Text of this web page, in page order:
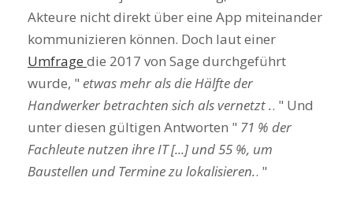
Akteure nicht direkt über eine App miteinander
kommunizieren können. Doch laut einer
Umfrage die 2017 von Sage durchgeführt
wurde, " etwas mehr als die Hälfte der
Handwerker betrachten sich als vernetzt .. " Und
unter diesen gültigen Antworten " 71 % der
Fachleute nutzen ihre IT [...] und 55 %, um
Baustellen und Termine zu lokalisieren.. "